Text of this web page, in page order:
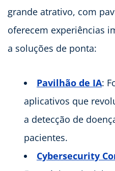
grande atrativo, com
oferecem experiências
a soluções de ponta:
Pavilhão de IA:
aplicativos que
a detecção de
pacientes.
Cybersecurity